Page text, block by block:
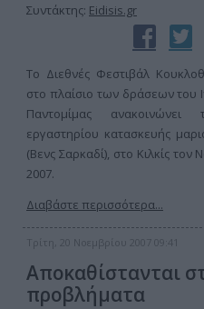
Συντάκτης: Eidisis.gr
Το Διεθνές Φεστιβάλ
στο πλαίσιο των δράσεων του
Παντομίμας
εργαστηρίου κατασκευής
(Βενς Σαρκαδί), στο Κιλκίς τον
2007.
Διαβάστε περισσότερα...
Τρίτη, 20 Νοεμβρίου 2007 09:41
Αποκαθίστανται
προβλήματα